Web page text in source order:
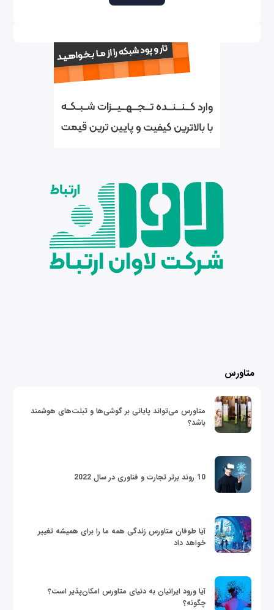
متاورس
متاورس می‌تواند پایانی بر گوشی‌ها و تبلت‌های هوشمند
باشد؟
10 روند برتر تجارت و فناوری در سال 2022
آیا طوفان متاورس زندگی همه ما را برای همیشه تغییر
خواهد داد
آیا ورود ایرانیان به دنیای متاورس امکان‌پذیر است؟
چگونه؟